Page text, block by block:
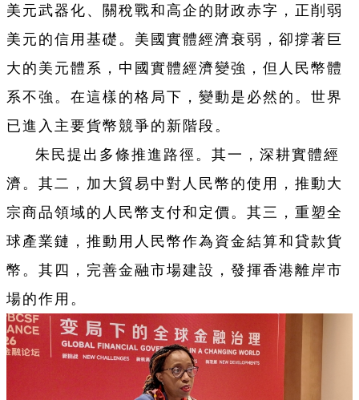
美元武器化、關稅戰和高企的財政赤字，正削弱
美元的信用基礎。美國實體經濟衰弱，卻撐著巨
大的美元體系，中國實體經濟變強，但人民幣體
系不強。在這樣的格局下，變動是必然的。世界
已進入主要貨幣競爭的新階段。
朱民提出多條推進路徑。其一，深耕實體經
濟。其二，加大貿易中對人民幣的使用，推動大
宗商品領域的人民幣支付和定價。其三，重塑全
球產業鏈，推動用人民幣作為資金結算和貸款貨
幣。其四，完善金融市場建設，發揮香港離岸市
場的作用。